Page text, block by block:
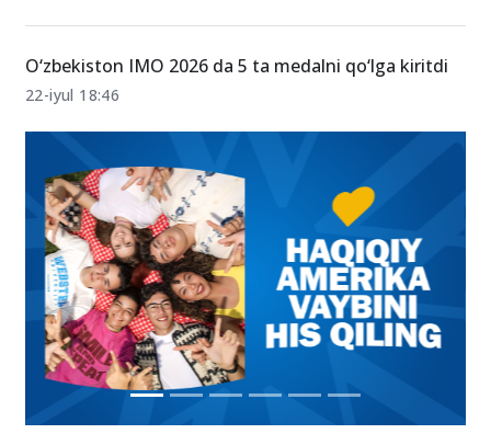
O‘zbekiston IMO 2026 da 5 ta medalni qo‘lga kiritdi
22-iyul 18:46